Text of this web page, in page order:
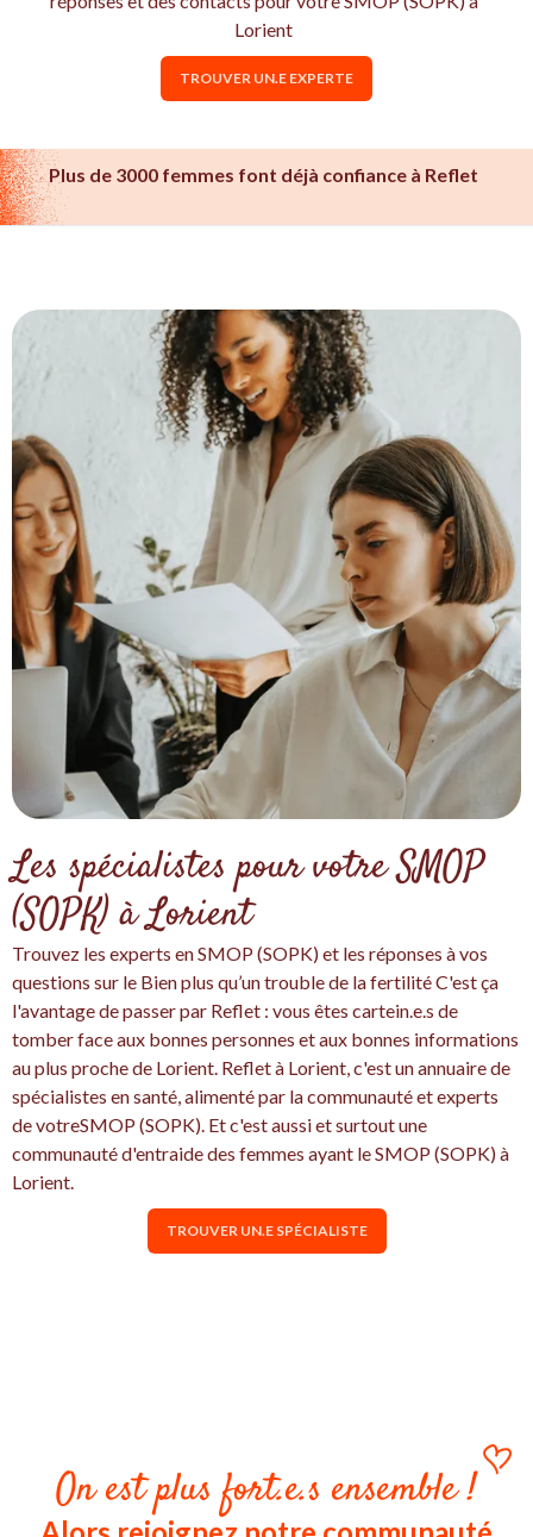
Lorient
TROUVER UN.E EXPERTE
Plus de 3000 femmes font déjà confiance à Reflet
Les spécialistes pour votre SMOP
(SOPK) à Lorient
Trouvez les experts en SMOP (SOPK) et les réponses à vos
questions sur le Bien plus qu’un trouble de la fertilité C'est ça
l'avantage de passer par Reflet : vous êtes cartein.e.s de
tomber face aux bonnes personnes et aux bonnes informations
au plus proche de Lorient. Reflet à Lorient, c'est un annuaire de
spécialistes en santé, alimenté par la communauté et experts
de votreSMOP (SOPK). Et c'est aussi et surtout une
communauté d'entraide des femmes ayant le SMOP (SOPK) à
Lorient.
TROUVER UN.E SPÉCIALISTE
On est plus fort.e.s ensemble !